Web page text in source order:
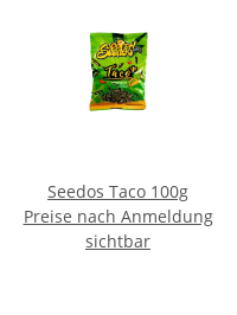
Seedos Taco 100g
Preise nach Anmeldung
sichtbar